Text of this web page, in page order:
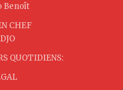
Benoît
CHEF
QUOTIDIENS: